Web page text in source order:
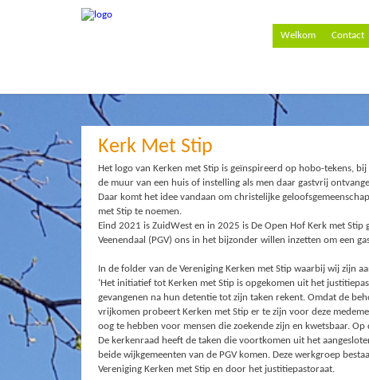
Welkom Contact
Kerk Met Stip
Het logo van Kerken met Stip is geïnspireerd op hobo-tekens,
de muur van een huis of instelling als men daar gastvrij
Daar komt het idee vandaan om christelijke
met Stip te noemen.
Eind 2021 is ZuidWest en in 2025 is De Open Hof Kerk met
Veenendaal (PGV) ons in het bijzonder willen inzetten om een
In de folder van de Vereniging Kerken met Stip waarbij wij zijn
‘Het initiatief tot Kerken met Stip is opgekomen uit het
gevangenen na hun detentie tot zijn taken rekent. Omdat de
vrijkomen probeert Kerken met Stip er te zijn voor deze
oog te hebben voor mensen die zoekende zijn en kwetsbaar.
De kerkenraad heeft de taken die voortkomen uit het
beide wijkgemeenten van de PGV komen. Deze werkgroep
Vereniging Kerken met Stip en door het justitiepastoraat.